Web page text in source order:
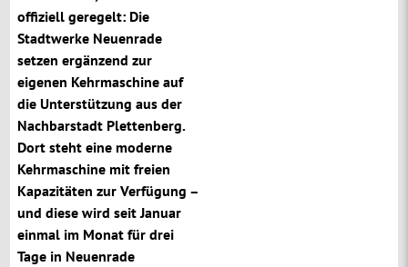
offiziell geregelt: Die
Stadtwerke Neuenrade
setzen ergänzend zur
eigenen Kehrmaschine auf
die Unterstützung aus der
Nachbarstadt Plettenberg.
Dort steht eine moderne
Kehrmaschine mit freien
Kapazitäten zur Verfügung –
und diese wird seit Januar
einmal im Monat für drei
Tage in Neuenrade